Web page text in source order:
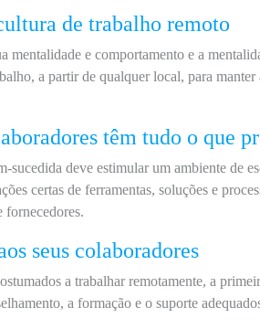
de trabalho remoto
mentalidade e comportamento e a
a partir de qualquer local, para
têm tudo o que
sucedida deve estimular um ambiente de
certas de ferramentas, soluções e
fornecedores.
seus colaboradores
a trabalhar remotamente, a
a formação e o suporte